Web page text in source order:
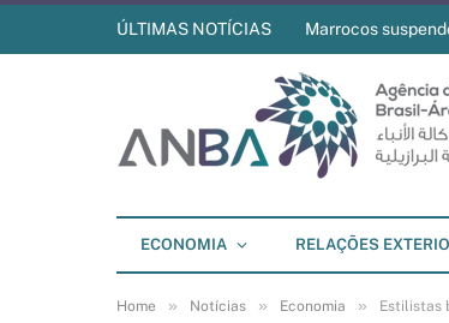
ÚLTIMAS NOTÍCIAS Marrocos
ECONOMIA RELAÇÕES
Home » Notícias » Economia » Estilistas